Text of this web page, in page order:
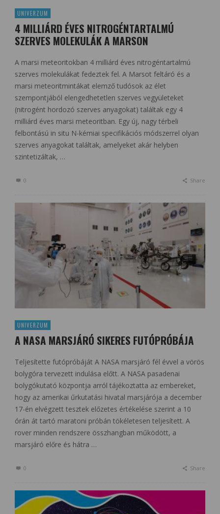
UNIVERZUM
4 MILLIÁRD ÉVES NITROGÉNTARTALMÚ
SZERVES MOLEKULÁK A MARSON
A marsi meteoritokban 4 milliárd éves nitrogéntartalmú
szerves molekulákat fedeztek fel. A Marsot feltáró és a
marsi meteoritmintákat elemző tudósok az élet
szempontjából elengedhetetlen szerves vegyületeket
(nitrogént hordozó szerves anyagokat) találtak egy 4
milliárd éves marsi meteoritban. Egy új, nagy térbeli
felbontású in situ N-kémiai specifikációs módszerrel olyan
szerves anyagokat találtak, amelyeket akár helyben
szintetizáltak, …
0 Share
UNIVERZUM
A NASA MARSJÁRÓ SIKERES FUTÓPRÓBÁJA
Teljesítette futópróbáját A NASA marsjáró fél évvel a vörös
bolygóra tervezett indulása előtt. A NASA pasadenai
bolygókutató központja arról tájékoztatta az embereket,
hogy az amerikai űrkutatási hivatal marsjárója a december
17-én elvégzett tesztek előzetes értékelése szerint a 10
órán át tartó maratoni próbán tökéletesen teljesített. A
rover minden rendszere összhangban működött, a
marsjáró előre és hátra …
0 Share